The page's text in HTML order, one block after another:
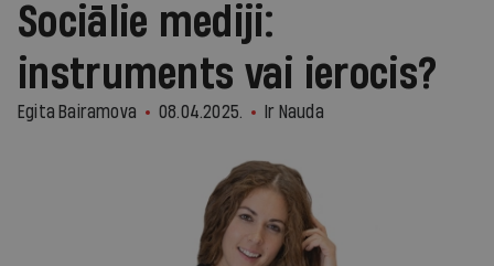
Sociālie mediji:
instruments vai ierocis?
Egita Bairamova 08.04.2025. Ir Nauda